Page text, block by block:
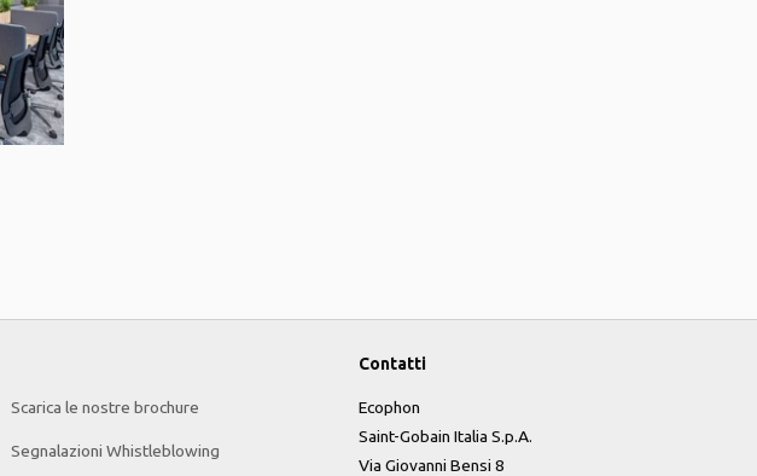
Scarica le nostre brochure
Segnalazioni Whistleblowing
Contatti
Ecophon
Saint-Gobain Italia S.p.A.
Via Giovanni Bensi 8